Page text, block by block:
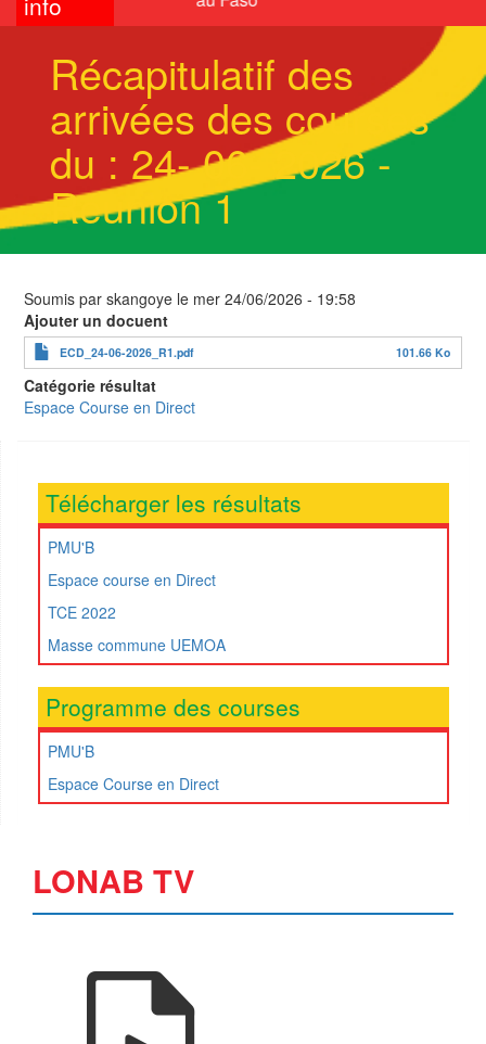
Récapitulatif des
arrivées des courses
du : 24- 06- 2026 -
Réunion 1
Soumis par skangoye le mer 24/06/2026 - 19:58
Ajouter un docuent
ECD_24-06-2026_R1.pdf 101.66 Ko
Catégorie résultat
Espace Course en Direct
Télécharger les résultats
PMU'B
Espace course en Direct
TCE 2022
Masse commune UEMOA
Programme des courses
PMU'B
Espace Course en Direct
LONAB TV